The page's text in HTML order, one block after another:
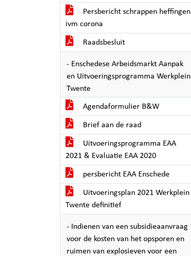
Persbericht schrappen heffingen
ivm corona
Raadsbesluit
- Enschedese Arbeidsmarkt Aanpak
en Uitvoeringsprogramma Werkplein
Twente
Agendaformulier B&W
Brief aan de raad
Uitvoeringsprogramma EAA
2021 & Evaluatie EAA 2020
persbericht EAA Enschede
Uitvoeringsplan 2021 Werkplein
Twente definitief
- Indienen van een subsidieaanvraag
voor de kosten van het opsporen en
ruimen van explosieven voor een